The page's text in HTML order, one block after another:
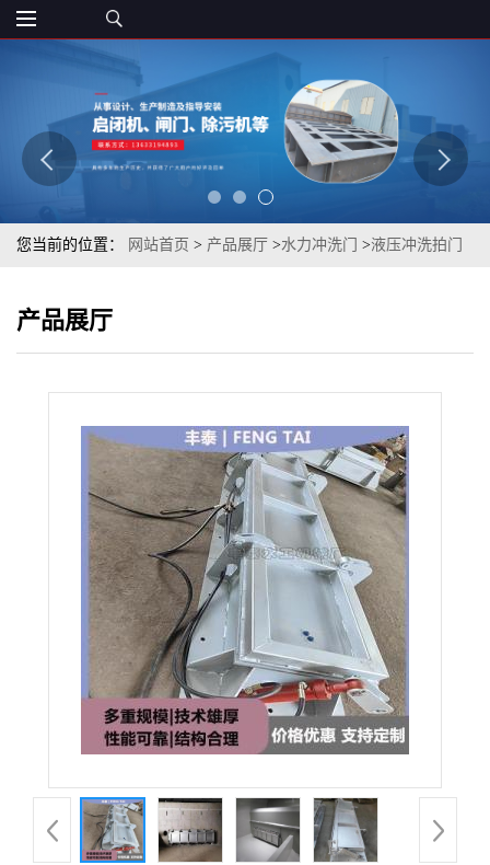
您当前的位置： 网站首页 > 产品展厅 >水力冲洗门 >液压冲洗拍门
产品展厅